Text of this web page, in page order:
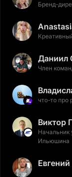
Бренд-
Даниил
Член
что-то про
Виктор
Начальник
Ильюшина